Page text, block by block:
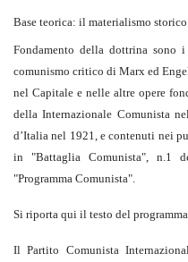
Base teorica: il materialismo
Fondamento della dottrina sono
comunismo critico di Marx ed
nel Capitale e nelle altre opere
della Internazionale Comunista
d’Italia nel 1921, e contenuti nei
in "Battaglia Comunista", n.1
"Programma Comunista".
Si riporta qui il testo del
Il Partito Comunista